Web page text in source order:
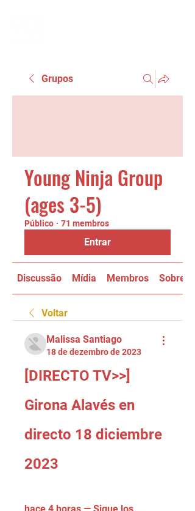
Grupos
Young Ninja Group
(ages 3-5)
Público · 71 membros
Entrar
Discussão Mídia Membros Sobre
Voltar
Malissa Santiago
18 de dezembro de 2023
[DIRECTO TV>>]
Girona Alavés en
directo 18 diciembre
2023